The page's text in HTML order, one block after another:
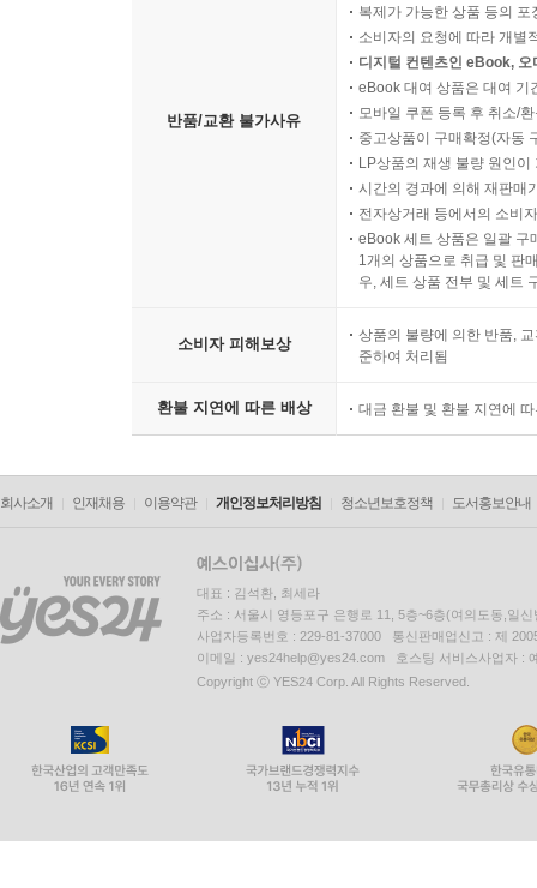
반품/교환 불가사유
복제가 가능한 상품 등의
소비자의 요청에 따라 개별
디지털 컨텐츠인 eBook,
eBook 대여 상품은 대여 기
모바일 쿠폰 등록 후 취소/
중고상품이 구매확정(자동
LP상품의 재생 불량 원인
시간의 경과에 의해 재판매
전자상거래 등에서의 소비
eBook 세트 상품은 일괄 구
1개의 상품으로 취급 및 판
우, 세트 상품 전부 및 세트
소비자 피해보상
상품의 불량에 의한 반품,
준하여 처리됨
환불 지연에 따른 배상 대금 환불 및 환불 지연에
회사소개 인재채용 이용약관 개인정보처리방침 청소년보호정책 도서홍보안내
대표 : 김석환, 최세라
주소 : 서울시 영등포구 은행로 11, 5층~6층(여의도동,일신
사업자등록번호 : 229-81-37000 통신판매업신고 : 제
이메일 : yes24help@yes24.com 호스팅 서비스사업자 :
Copyright ⓒ YES24 Corp. All Rights Reserved.